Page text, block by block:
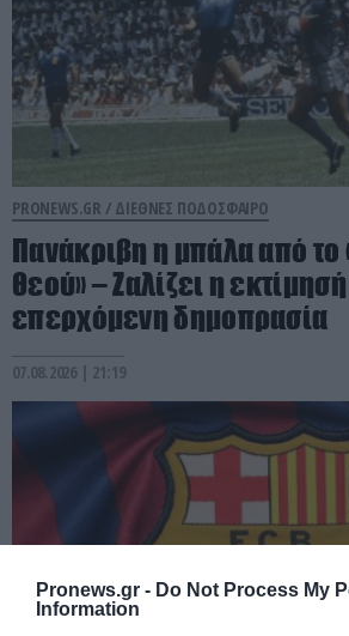
Pronews.gr - Do Not Process My
Information
PRONEWS.GR / ΔΙΕΘΝΕΣ ΠΟΔΟΣΦΑΙΡΟ
Πανάκριβη η μπάλα από το
θεού» – Ζαλίζει η
επερχόμενη δημοπρασία
07.08.2026 | 21:19